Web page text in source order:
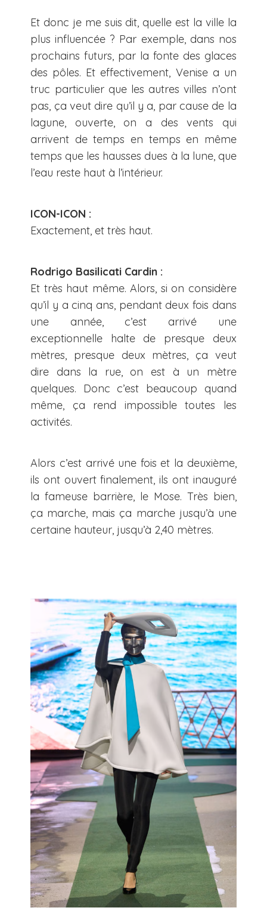
Et donc je me suis dit, quelle est la ville la
plus influencée ? Par exemple, dans nos
prochains futurs, par la fonte des glaces
des pôles. Et effectivement, Venise a un
truc particulier que les autres villes n’ont
pas, ça veut dire qu’il y a, par cause de la
lagune, ouverte, on a des vents qui
arrivent de temps en temps en même
temps que les hausses dues à la lune, que
l’eau reste haut à l’intérieur.
ICON-ICON :
Exactement, et très haut.
Rodrigo Basilicati Cardin :
Et très haut même. Alors, si on considère
qu’il y a cinq ans, pendant deux fois dans
une année, c’est arrivé une
exceptionnelle halte de presque deux
mètres, presque deux mètres, ça veut
dire dans la rue, on est à un mètre
quelques. Donc c’est beaucoup quand
même, ça rend impossible toutes les
activités.
Alors c’est arrivé une fois et la deuxième,
ils ont ouvert finalement, ils ont inauguré
la fameuse barrière, le Mose. Très bien,
ça marche, mais ça marche jusqu’à une
certaine hauteur, jusqu’à 2,40 mètres.